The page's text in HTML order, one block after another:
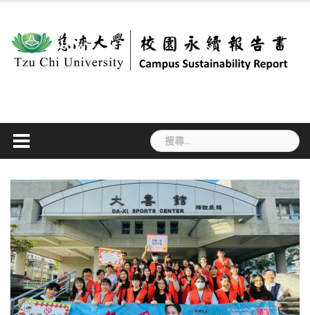
content
搜
尋
鍵